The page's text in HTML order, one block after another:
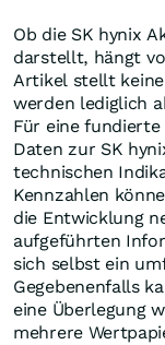
Ob die SK hynix
darstellt, hängt
Artikel stellt
werden lediglich
Für eine
Daten zur SK
technischen
Kennzahlen
die Entwicklung
aufgeführten
sich selbst ein
Gegebenenfalls
eine Überlegung
mehrere